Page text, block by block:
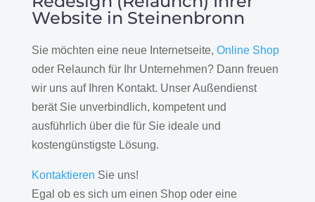
Website in Steinenbronn
Sie möchten eine neue Internetseite, Online Shop
oder Relaunch für Ihr Unternehmen? Dann freuen
wir uns auf Ihren Kontakt. Unser Außendienst
berät Sie unverbindlich, kompetent und
ausführlich über die für Sie ideale und
kostengünstigste Lösung.
Kontaktieren Sie uns!
Egal ob es sich um einen Shop oder eine